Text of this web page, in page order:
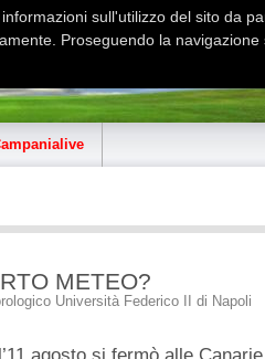
METEO?
Università Federico II di Napoli
agosto si fermò alle Canarie
sull'utilizzo del sito da
Proseguendo la navigazione